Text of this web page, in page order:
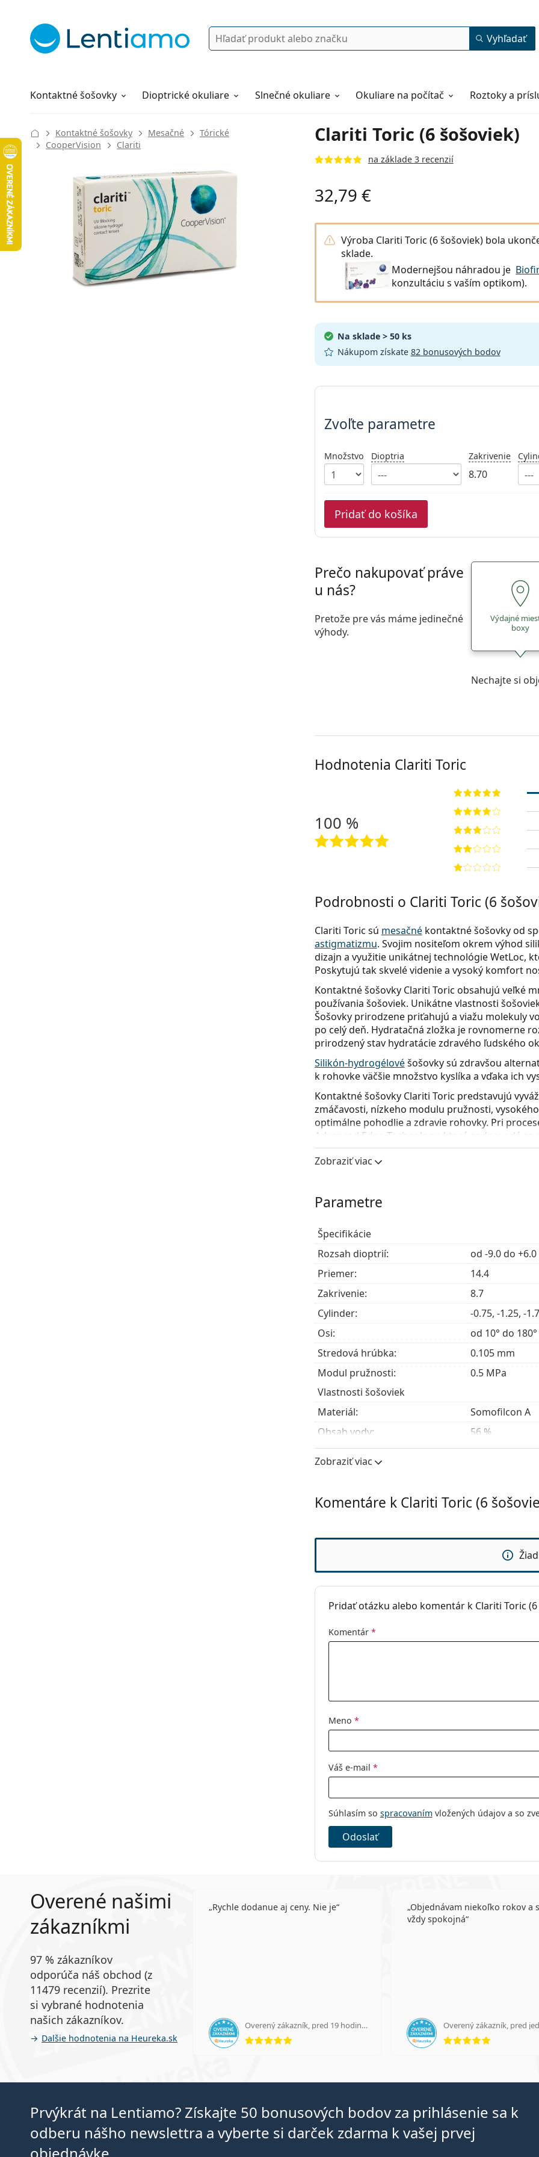
Vyhľadávanie Vyhľadať
Kontaktné šošovky
Roztoky Dioptrické okuliare Slnečné okuliare Okuliare na počítač Roztoky a
Všetko o nákupe
Clariti Toric (6 šošoviek)
na základe 3 recenzií
Kontaktné šošovky Mesačné
Tórické
CooperVision
Clariti
32,79 €
Výroba Clariti Toric (6 šošoviek) bola
sklade.
Modernejšou náhradou je
konzultáciu s vaším optikom).
Na sklade > 50 ks
Nákupom získate 82 bonusových bodov
Zvoľte parametre
Zvoľte parametre
Množstvo Dioptria Zakrivenie
8.70
Pridať do košíka
Prečo nakupovať práve
u nás?
Pretože pre vás máme jedinečné
výhody.
Výdajné
boxy
Nechajte si
Hodnotenia Clariti Toric
100 %
Podrobnosti o Clariti Toric (6
Clariti Toric sú mesačnékontaktné šošovky od
astigmatizmu. Svojim nositeľom okrem výhod
dizajn a využitie unikátnej technológie WetLoc,
Poskytujú tak skvelé videnie a vysoký komfort
Kontaktné šošovky Clariti Toric obsahujú veľké
používania šošoviek. Unikátne vlastnosti
Šošovky prirodzene priťahujú a viažu molekuly
po celý deň. Hydratačná zložka je rovnomerne
prirodzený stav hydratácie zdravého ľudského
Silikón-hydrogélovéšošovky sú zdravšou
k rohovke väčšie množstvo kyslíka a vďaka ich
Kontaktné šošovky Clariti Toric predstavujú
zmáčavosti, nízkeho modulu pružnosti,
optimálne pohodlie a zdravie rohovky. Pri
Advanced Edge Technology, ktorá zodpovedá
tomu šošovky na očiach takmer neucítite a ich
UV filter v kontaktných šošovkách zdokonaľuje
ochranou pred škodlivým UV žiarením
okuliarov.
Výroba šošoviek Clariti Toric bola ukončená.
Clariti Toric môžu prejsť na nové šošovky
odporúčame preaplikáciu značky konzultovať s
Ide o zdravotnícku pomôcku. Pred použitím si
Zobraziť viac
Parametre
Špecifikácie
Rozsah dioptrií:
od -9.0 do +6.0
Priemer:
14.4
Zakrivenie:
8.7
Cylinder:
-0.75, -1.25, -
Osi:
od 10° do 180°
Stredová hrúbka:
0.105 mm
Modul pružnosti:
0.5 MPa
Vlastnosti šošoviek
Materiál:
Somofilcon A
Obsah vody:
56 %
Priepustnosť pre kyslík:
57 Dk/t
Používanie
So šošovkami sa môže spať:
Nie
Indikátor líc-rub:
Nie
Balenie
Výrobca:
Tórické
Zobraziť viac
Komentáre k Clariti Toric (6
Pridať otázku alebo komentár k Clariti Toric
Komentár *
Meno *
Váš e-mail *
Súhlasím so spracovanímvložených údajov a so
Odoslať
Overené našimi
zákazníkmi
97 % zákazníkov
odporúča náš obchod (z
11479 recenzií). Prezrite
si vybrané hodnotenia
našich zákazníkov.
Ďalšie hodnotenia na Heureka.sk
Rychle dodanue aj ceny. Nie je
Overený zákazník, pred 19 hodinami
hodnotenie 5 z 5
Objednávam niekoľko rokov a
vždy spokojná
Prvýkrát na Lentiamo? Získajte 50 bonusových bodov za prihlásenie sa k
odberu nášho newslettra a vyberte si darček zdarma k vašej prvej